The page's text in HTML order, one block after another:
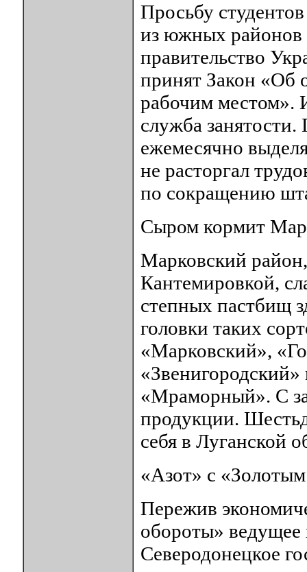
Просьбу
из южных районов
правительство
принят Закон «Об
рабочим местом».
служба
ежемесячно
не расторгал
по сокращению
Сыром кормит
Марковский
Кантемировкой,
степных пастбищ
головки таких
«Марковский»,
«Мраморный». С
продукции.
себя в Луганской
«Азот» с
Пережив
обороты» ведущее
Северодонецкое